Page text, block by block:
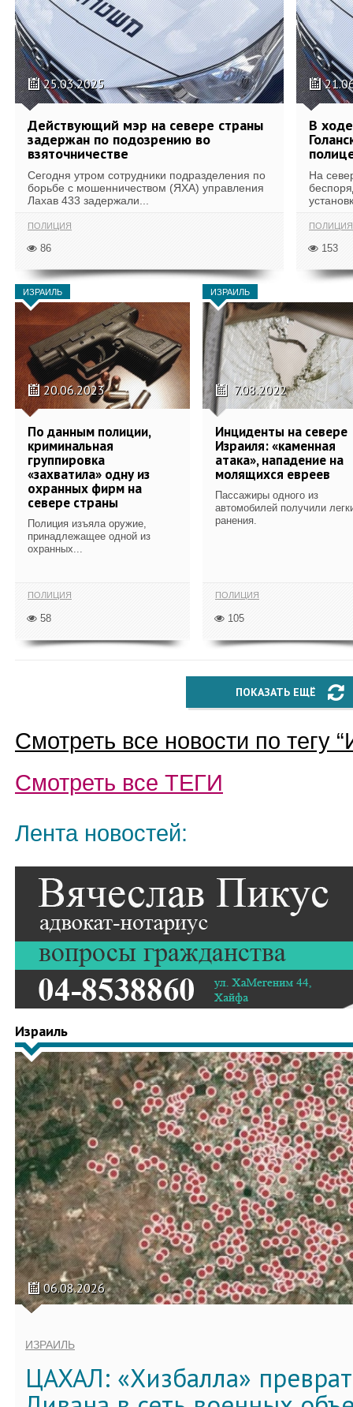
25.03.2025
Действующий мэр на севере страны
задержан по подозрению во
взяточничестве
Сегодня утром сотрудники подразделения по
борьбе с мошенничеством (ЯХА) управления
Лахав 433 задержали...
ПОЛИЦИЯ
86
В
На
ПОЛИЦИЯ
153
ИЗРАИЛЬ
20.06.2023
По данным полиции,
криминальная
группировка
«захватила» одну из
охранных фирм на
севере страны
Полиция изъяла оружие,
принадлежащее одной из
охранных...
ПОЛИЦИЯ
58
ИЗРАИЛЬ
7.08.2022
Инциденты на севере
Израиля: «каменная
атака», нападение на
молящихся евреев
Пассажиры одного из
автомобилей получили
ранения.
ПОЛИЦИЯ
105
ПОКАЗАТЬ ЕЩЁ
Смотреть все новости по тегу “
Смотреть все ТЕГИ
Лента новостей:
Израиль
06.08.2026
ИЗРАИЛЬ
ЦАХАЛ: «Хизбалла»